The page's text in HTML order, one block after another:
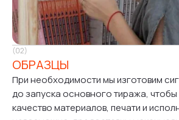
(02)
ОБРАЗЦЫ
При необходимости мы изготовим
до запуска основного тиража, чтобы
качество материалов, печати и